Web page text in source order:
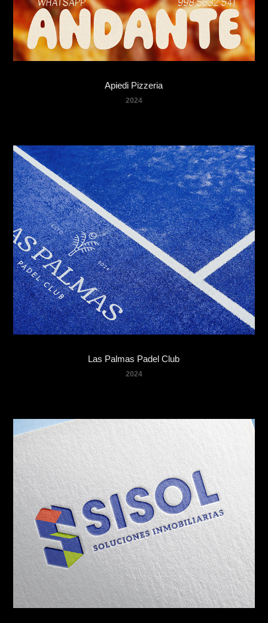
Apiedi Pizzeria
2024
Las Palmas Padel Club
2024